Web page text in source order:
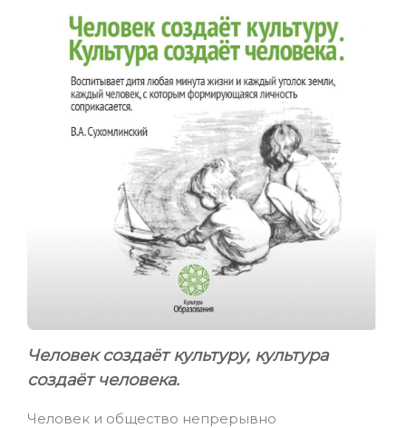
Человек создаёт культуру, культура
создаёт человека.
Человек и общество непрерывно